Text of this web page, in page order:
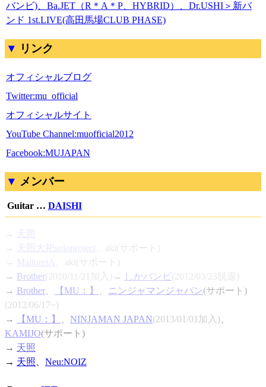
バンビ)、Ba.JET（R＊A＊P、HYBRID）、Dr.USHI＞新バ
ンド 1st.LIVE(高田馬場CLUB PHASE)
リンク
オフィシャルブログ
Twitter:mu_official
オフィシャルサイト
YouTube Channel:muofficial2012
Facebook:MUJAPAN
メンバー
Guitar … DAISHI
→
天照
→
天照大祀soloproject
、aki(サポート)
→ MaitoreiA
、aki(サポート)
→ Brother(2010/11/21加入) → しかバンビ(2012/03/23脱退)
→ Brother 【MU：】 ニンジャマンジャパン(サポート)
(2012/06/17~)
→
【MU：】 NINJAMAN JAPAN(2013/01/01加入)
KAMIJO(サポート)
→ 天照
→ 天照 Neu:NOIZ